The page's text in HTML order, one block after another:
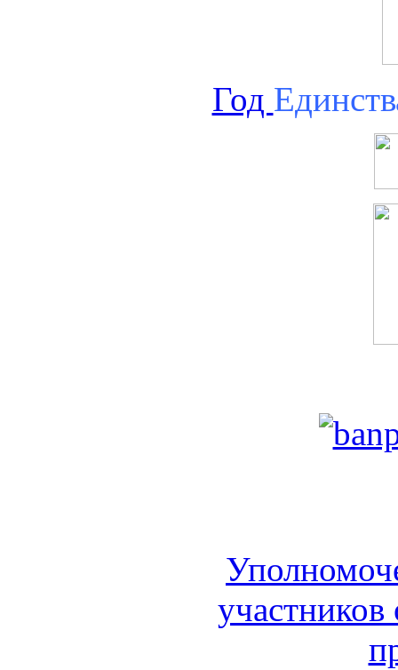
Год
участников